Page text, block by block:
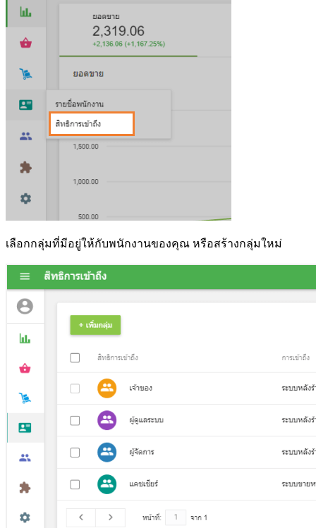
เลือกกลุ่มที่มีอยู่ให้กับพนักงานของคุณ หรือสร้างกลุ่มใหม่